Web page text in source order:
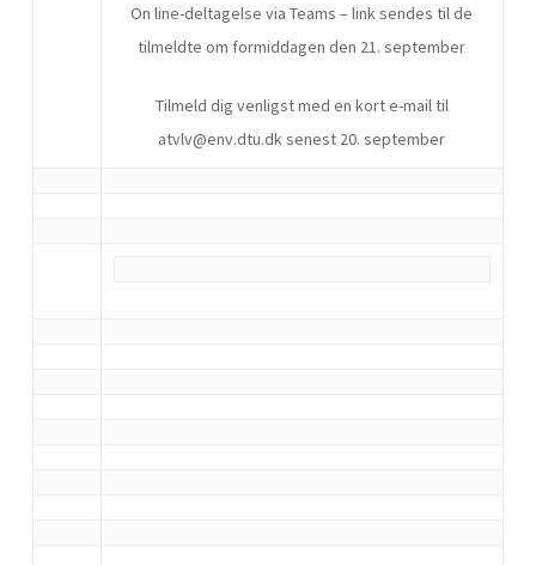
On line-deltagelse via Teams – link sendes til de
tilmeldte om formiddagen den 21. september
Tilmeld dig venligst med en kort e-mail til
atvlv@env.dtu.dk senest 20. september